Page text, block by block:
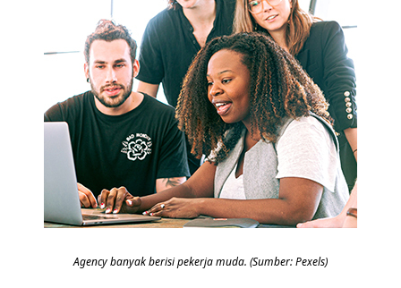
Agency banyak berisi pekerja muda. (Sumber: Pexels)